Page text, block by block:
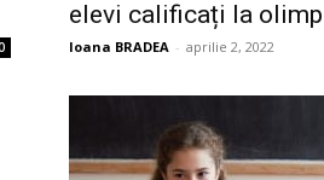
elevi calificați la
Ioana BRADEA - aprilie 2, 2022